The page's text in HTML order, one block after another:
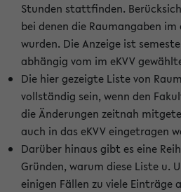
Stunden stattfinden.
bei denen die Raumangaben
wurden. Die Anzeige ist
abhängig vom im eKVV
Die hier gezeigte Liste von
vollständig sein, wenn den
die Änderungen zeitnah
auch in das eKVV eingetragen
Darüber hinaus gibt es eine
Gründen, warum diese Liste u.
einigen Fällen zu viele Einträge